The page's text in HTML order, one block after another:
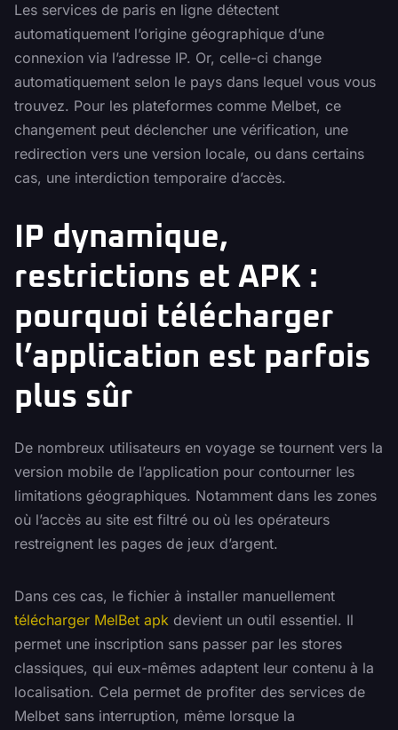
Les services de paris en ligne détectent
automatiquement l’origine géographique d’une
connexion via l’adresse IP. Or, celle-ci change
automatiquement selon le pays dans lequel vous vous
trouvez. Pour les plateformes comme Melbet, ce
changement peut déclencher une vérification, une
redirection vers une version locale, ou dans certains
cas, une interdiction temporaire d’accès.
IP dynamique,
restrictions et APK :
pourquoi télécharger
l’application est parfois
plus sûr
De nombreux utilisateurs en voyage se tournent vers la
version mobile de l’application pour contourner les
limitations géographiques. Notamment dans les zones
où l’accès au site est filtré ou où les opérateurs
restreignent les pages de jeux d’argent.
Dans ces cas, le fichier à installer manuellement
télécharger MelBet apk devient un outil essentiel. Il
permet une inscription sans passer par les stores
classiques, qui eux-mêmes adaptent leur contenu à la
localisation. Cela permet de profiter des services de
Melbet sans interruption, même lorsque la